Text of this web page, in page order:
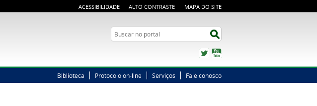
ACESSIBILIDADE ALTO CONTRASTE MAPA DO SITE
Busca
Twitter
Biblioteca Protocolo on-line Serviços Fale conosco